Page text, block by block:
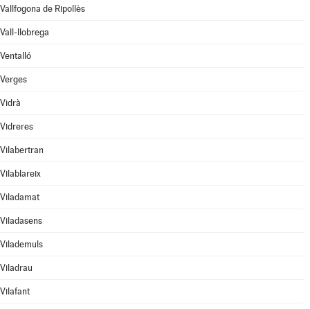
Vallfogona de Ripollès
Vall-llobrega
Ventalló
Verges
Vidrà
Vidreres
Vilabertran
Vilablareix
Viladamat
Viladasens
Vilademuls
Viladrau
Vilafant